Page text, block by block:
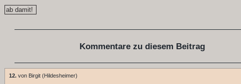
Kommentare zu diesem Beitrag
12. von Birgit (Hildesheimer)